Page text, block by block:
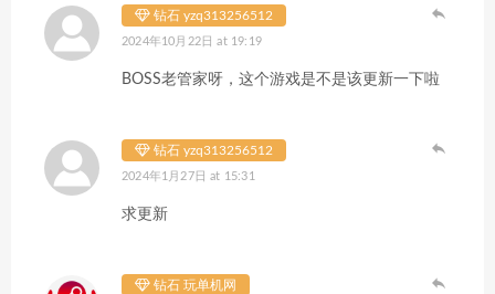
钻石 yzq313256512
2024年10月22日 at 19:19
BOSS老管家呀，这个游戏是不是该更新一下啦
钻石 yzq313256512
2024年1月27日 at 15:31
求更新
钻石 玩单机网